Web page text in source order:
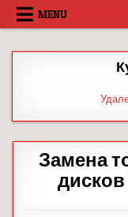
Skip
MENU
Замена